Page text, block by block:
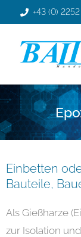
+43 (0)
Einbetten
Bauteile,
Als Gießharze
zur Isolation